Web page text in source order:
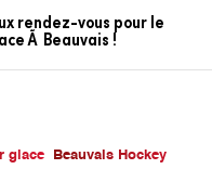
rendez-vous pour le
Ã Beauvais !
glace
Beauvais Hockey